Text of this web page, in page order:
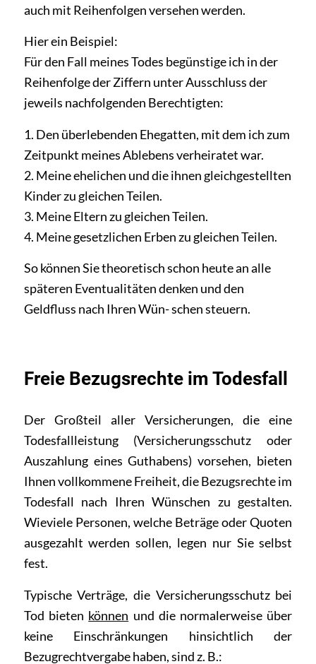
auch mit Reihenfolgen versehen werden.
Hier ein Beispiel:
Für den Fall meines Todes begünstige ich in der
Reihenfolge der Ziffern unter Ausschluss der
jeweils nachfolgenden Berechtigten:
1. Den überlebenden Ehegatten, mit dem ich zum
Zeitpunkt meines Ablebens verheiratet war.
2. Meine ehelichen und die ihnen gleichgestellten
Kinder zu gleichen Teilen.
3. Meine Eltern zu gleichen Teilen.
4. Meine gesetzlichen Erben zu gleichen Teilen.
So können Sie theoretisch schon heute an alle
späteren Eventualitäten denken und den
Geldfluss nach Ihren Wün- schen steuern.
Freie Bezugsrechte im Todesfall
Der Großteil aller Versicherungen, die eine
Todesfallleistung (Versicherungsschutz oder
Auszahlung eines Guthabens) vorsehen, bieten
Ihnen vollkommene Freiheit, die Bezugsrechte im
Todesfall nach Ihren Wünschen zu gestalten.
Wieviele Personen, welche Beträge oder Quoten
ausgezahlt werden sollen, legen nur Sie selbst
fest.
Typische Verträge, die Versicherungsschutz bei
Tod bieten können und die normalerweise über
keine Einschränkungen hinsichtlich der
Bezugrechtvergabe haben, sind z. B.: